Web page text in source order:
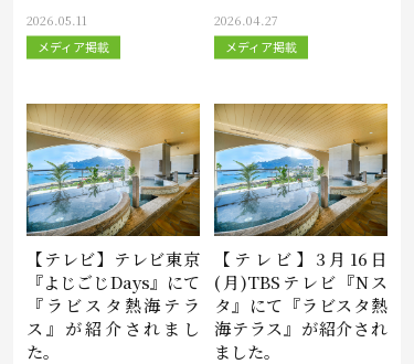
2026.05.11
メディア掲載
2026.04.27
メディア掲載
【テレビ】テレビ東京
『よじごじDays』にて
『ラビスタ熱海テラ
ス』が紹介されまし
た。
【テレビ】3月16日
(月)TBSテレビ『Nス
タ』にて『ラビスタ熱
海テラス』が紹介され
ました。